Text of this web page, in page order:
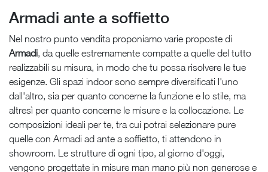
Armadi ante a soffietto
Nel nostro punto vendita proponiamo varie proposte di
Armadi, da quelle estremamente compatte a quelle del tutto
realizzabili su misura, in modo che tu possa risolvere le tue
esigenze. Gli spazi indoor sono sempre diversificati l'uno
dall'altro, sia per quanto concerne la funzione e lo stile, ma
altresì per quanto concerne le misure e la collocazione. Le
composizioni ideali per te, tra cui potrai selezionare pure
quelle con Armadi ad ante a soffietto, ti attendono in
showroom. Le strutture di ogni tipo, al giorno d'oggi,
vengono progettate in misure man mano più non generose e